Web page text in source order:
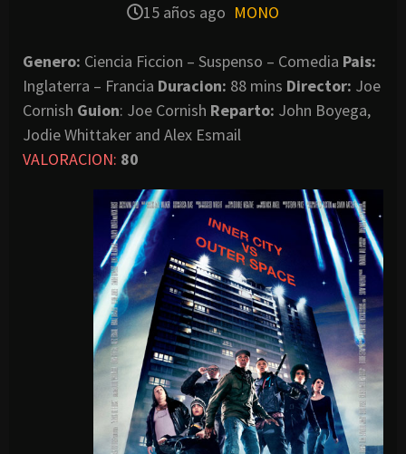
15 años ago MONO
Genero: Ciencia Ficcion – Suspenso – Comedia Pais:
Inglaterra – Francia Duracion: 88 mins Director: Joe
Cornish Guion: Joe Cornish Reparto: John Boyega,
Jodie Whittaker and Alex Esmail
VALORACION: 80